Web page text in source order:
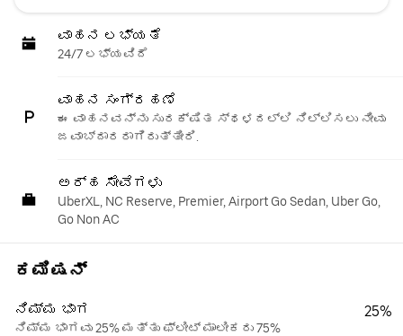
ವಾಹನ ಲಭ್ಯತೆ
24/7 ಲಭ್ಯವಿದೆ
ವಾಹನ ಸಂಗ್ರಹಣೆ
ಈ ವಾಹನವನ್ನು ಸುರಕ್ಷಿತ ಸ್ಥಳದಲ್ಲಿ ನಿಲ್ಲಿಸಲು ನೀವು
ಜವಾಬ್ದಾರರಾಗಿರುತ್ತೀರಿ.
ಅರ್ಹ ಸೇವೆಗಳು
UberXL, NC Reserve, Premier, Airport Go Sedan, Uber Go,
Go Non AC
ಕಮಿಷನ್
ನಿಮ್ಮ ಭಾಗ
ನಿಮ್ಮ ಭಾಗವು 25% ಮತ್ತು ಫ್ಲೀಟ್ ಮಾಲೀಕರು 75%
25%